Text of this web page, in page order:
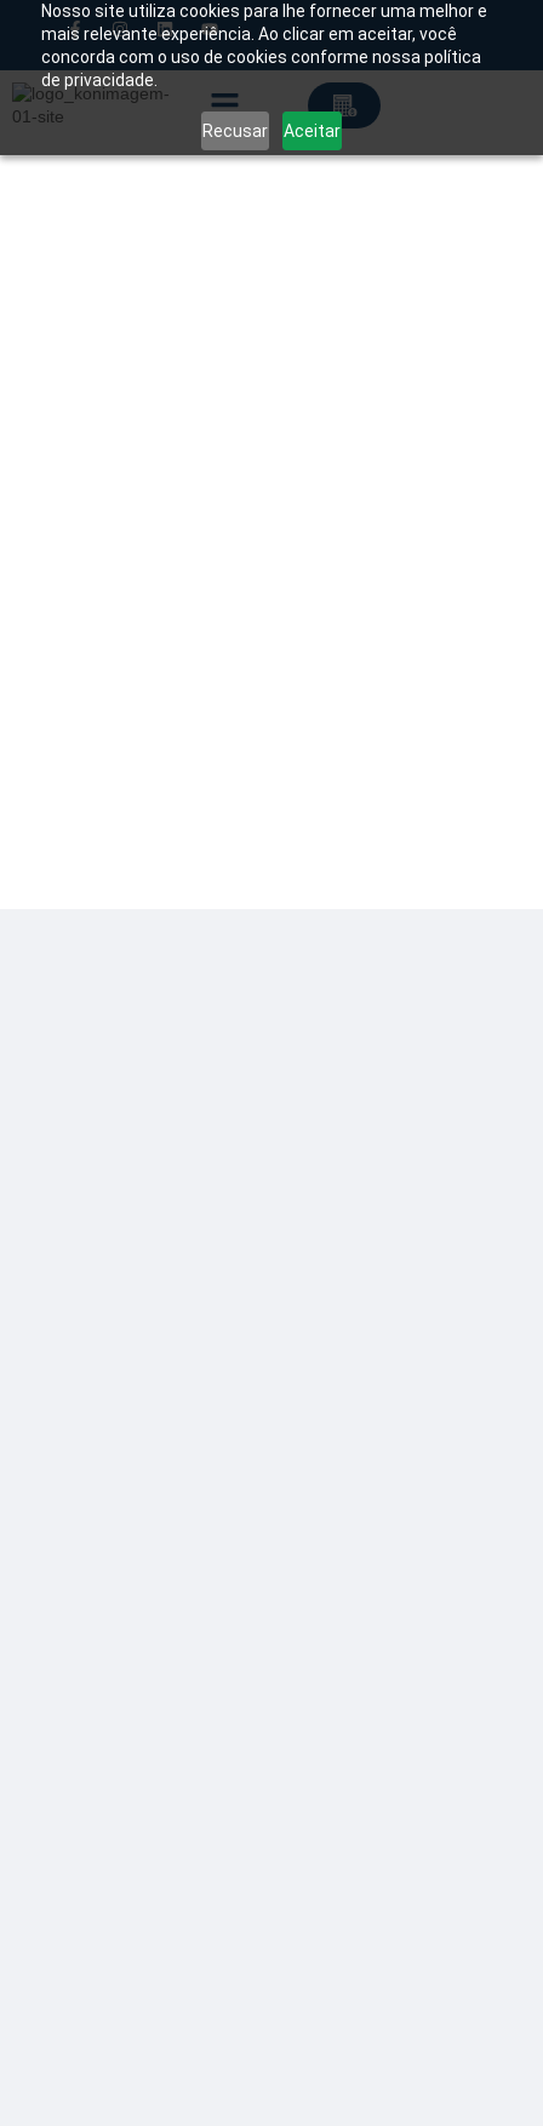
Nosso site utiliza cookies para lhe fornecer uma melhor e
mais relevante experiência. Ao clicar em aceitar, você
concorda com o uso de cookies conforme nossa política
de privacidade.
Recusar Aceitar